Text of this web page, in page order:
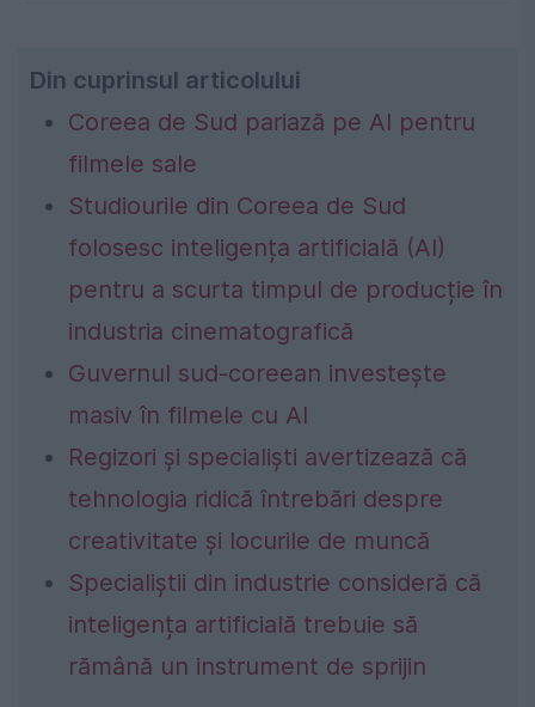
Din cuprinsul articolului
Coreea de Sud pariază pe AI pentru
filmele sale
Studiourile din Coreea de Sud
folosesc inteligența artificială (AI)
pentru a scurta timpul de producție în
industria cinematografică
Guvernul sud-coreean investește
masiv în filmele cu AI
Regizori și specialiști avertizează că
tehnologia ridică întrebări despre
creativitate și locurile de muncă
Specialiștii din industrie consideră că
inteligența artificială trebuie să
rămână un instrument de sprijin